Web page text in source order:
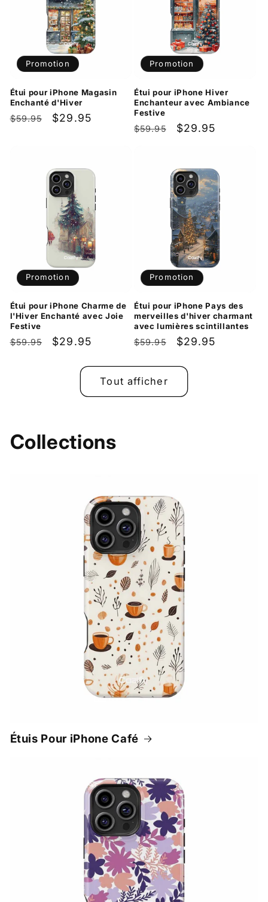
Promotion
Étui pour iPhone Magasin
Enchanté d'Hiver
Prix
$59.95
Prix
$29.95
Promotion
Étui pour iPhone Hiver
Enchanteur avec Ambiance
Festive
Prix
$59.95
Prix
$29.95
Promotion
Étui pour iPhone Charme de
l'Hiver Enchanté avec Joie
Festive
Prix
$59.95
Prix
$29.95
Promotion
Étui pour iPhone Pays des
merveilles d'hiver charmant
avec lumières scintillantes
Prix
$59.95
Prix
$29.95
Tout afficher
Collections
Étuis Pour iPhone Café